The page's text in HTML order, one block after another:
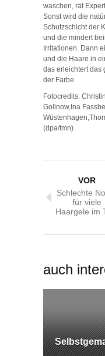
waschen, rät
Sonst wird die
Schutzschicht der
und die mindert
Irritationen. Dann
und die Haare in
das erleichtert das
der Farbe.
Fotocredits:
Gollnow,Ina
(dpa/tmn)
VOR
Schlechte
für viele
Haargele im
auch